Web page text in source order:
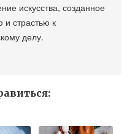
искусства, созданное
страстью к
делу.